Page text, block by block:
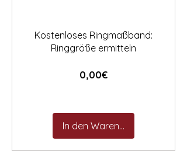
Kostenloses Ringmaßband:
Ringgröße ermitteln
0,00€Preis
In den Warenkorb